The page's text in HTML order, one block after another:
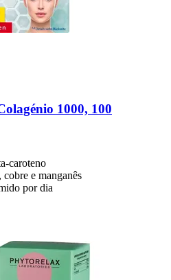
1000, 100
caroteno
e manganês
por dia